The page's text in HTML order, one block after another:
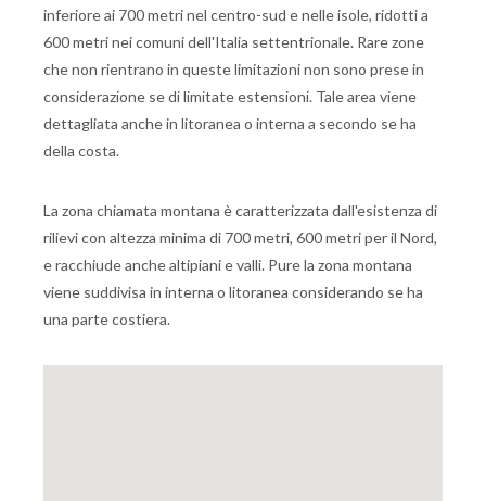
inferiore ai 700 metri nel centro-sud e nelle isole, ridotti a
600 metri nei comuni dell'Italia settentrionale. Rare zone
che non rientrano in queste limitazioni non sono prese in
considerazione se di limitate estensioni. Tale area viene
dettagliata anche in litoranea o interna a secondo se ha
della costa.
La zona chiamata montana è caratterizzata dall'esistenza di
rilievi con altezza minima di 700 metri, 600 metri per il Nord,
e racchiude anche altipiani e valli. Pure la zona montana
viene suddivisa in interna o litoranea considerando se ha
una parte costiera.